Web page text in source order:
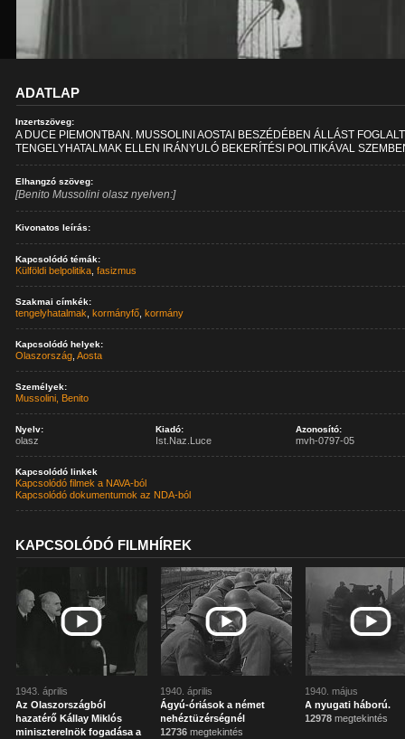
ADATLAP
Inzertszöveg:
A DUCE PIEMONTBAN. MUSSOLINI AOSTAI BESZÉDÉBEN ÁLLÁST
TENGELYHATALMAK ELLEN IRÁNYULÓ BEKERÍTÉSI POLITIKÁVAL
Elhangzó szöveg:
[Benito Mussolini olasz nyelven:]
Kivonatos leírás:
Kapcsolódó témák:
Külföldi belpolitika ,fasizmus
Szakmai címkék:
tengelyhatalmak ,kormányfő ,kormány
Kapcsolódó helyek:
Olaszország ,Aosta
Személyek:
Mussolini, Benito
Nyelv:
olasz
Kiadó:
Ist.Naz.Luce
Azonosító:
mvh-0797-05
Kapcsolódó linkek
Kapcsolódó filmek a NAVA-ból
Kapcsolódó dokumentumok az NDA-ból
KAPCSOLÓDÓ FILMHÍREK
1943. április
Az Olaszországból
hazatérő Kállay Miklós
miniszterelnök fogadása a
1940. április
Ágyú-óriások a német
nehéztüzérségnél
12736 megtekintés
1940. május
A nyugati háború.
12978 megtekintés